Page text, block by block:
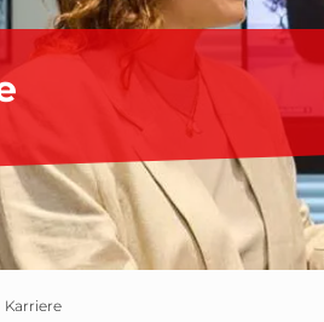
Karriere